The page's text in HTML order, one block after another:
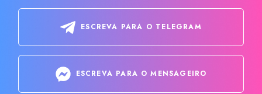
ESCREVA PARA O TELEGRAM
ESCREVA PARA O MENSAGEIRO